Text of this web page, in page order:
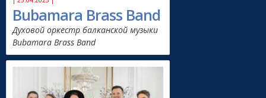
Bubamara Brass Band
Духовой оркестр балканской музыки
Bubamara Brass Band